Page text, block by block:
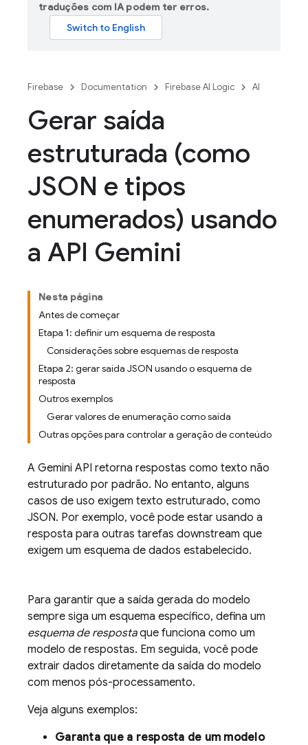
traduções com IA podem ter erros.
Firebase Documentation Firebase AI Logic AI
Gerar saída
estruturada (como
JSON e tipos
enumerados) usando
a API Gemini
Nesta página
Antes de começar
Etapa 1: definir um esquema de resposta
Considerações sobre esquemas de resposta
Etapa 2: gerar saída JSON usando o esquema de
resposta
Outros exemplos
Gerar valores de enumeração como saída
Outras opções para controlar a geração de conteúdo
A Gemini API retorna respostas como texto não
estruturado por padrão. No entanto, alguns
casos de uso exigem texto estruturado, como
JSON. Por exemplo, você pode estar usando a
resposta para outras tarefas downstream que
exigem um esquema de dados estabelecido.
Para garantir que a saída gerada do modelo
sempre siga um esquema específico, defina um
esquema de respostaque funciona como um
modelo de respostas. Em seguida, você pode
extrair dados diretamente da saída do modelo
com menos pós-processamento.
Veja alguns exemplos:
Garanta que a resposta de um modelo